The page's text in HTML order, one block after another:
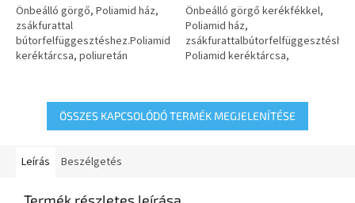
Önbeálló görgő, Poliamid ház,
zsákfurattal
bútorfelfüggesztéshez.Poliamid
keréktárcsa, poliuretán
Önbeálló görgő kerékfékkel,
Poliamid ház,
Poliamid keréktárcsa,
ÖSSZES KAPCSOLÓDÓ TERMÉK MEGJELENÍTÉSE
Leírás Beszélgetés
Termék részletes leírása